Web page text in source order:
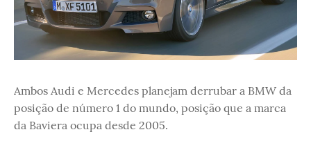
Ambos Audi e Mercedes planejam derrubar a BMW da
posição de número 1 do mundo, posição que a marca
da Baviera ocupa desde 2005.